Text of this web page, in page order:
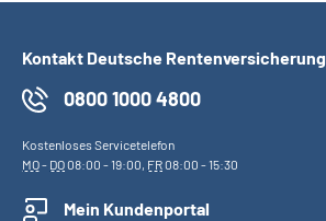
Kontakt Deutsche Rentenversicherung
0800 1000 4800
Kostenloses Servicetelefon
MO- DO08:00 - 19:00, FR08:00 - 15:30
Mein Kundenportal